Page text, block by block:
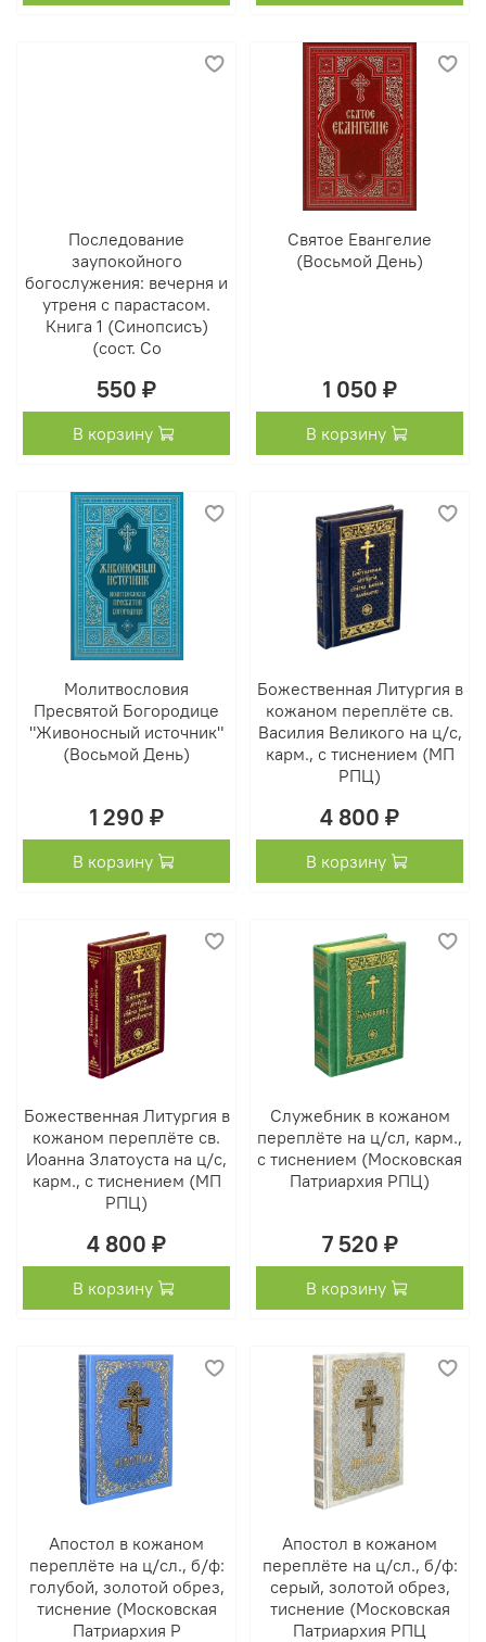
Последование
заупокойного
богослужения: вечерня и
утреня с парастасом.
Книга 1 (Синопсисъ)
(сост. Со
550 ₽
В корзину
Святое Евангелие
(Восьмой День)
1 050 ₽
В корзину
Молитвословия
Пресвятой Богородице
"Живоносный источник"
(Восьмой День)
1 290 ₽
В корзину
Божественная Литургия в
кожаном переплёте св.
Василия Великого на ц/с,
карм., с тиснением (МП
РПЦ)
4 800 ₽
В корзину
Божественная Литургия в
кожаном переплёте св.
Иоанна Златоуста на ц/с,
карм., с тиснением (МП
РПЦ)
4 800 ₽
В корзину
Служебник в кожаном
переплёте на ц/сл, карм.,
с тиснением (Московская
Патриархия РПЦ)
7 520 ₽
В корзину
Апостол в кожаном
переплёте на ц/сл., б/ф:
голубой, золотой обрез,
тиснение (Московская
Патриархия Р
Апостол в кожаном
переплёте на ц/сл., б/ф:
серый, золотой обрез,
тиснение (Московская
Патриархия РПЦ